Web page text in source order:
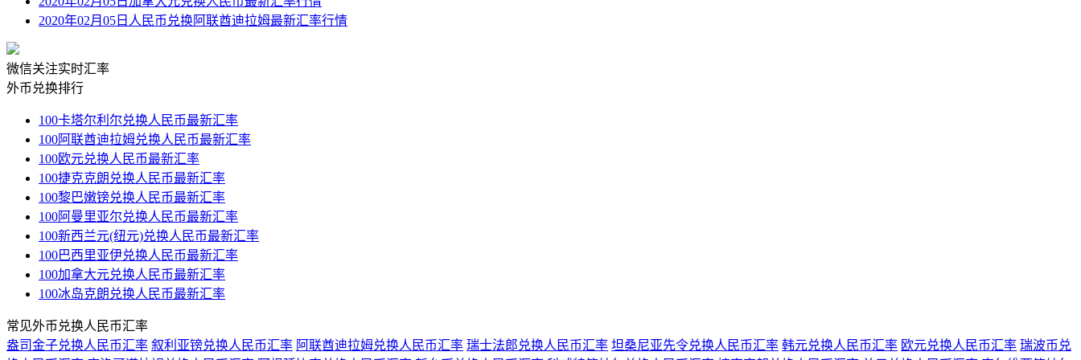
2020年02月05日人民币兑换阿联酋迪拉姆最新汇率行情
微信关注实时汇率
外币兑换排行
100卡塔尔利尔兑换人民币最新汇率
100阿联酋迪拉姆兑换人民币最新汇率
100欧元兑换人民币最新汇率
100捷克克朗兑换人民币最新汇率
100黎巴嫩镑兑换人民币最新汇率
100阿曼里亚尔兑换人民币最新汇率
100新西兰元(纽元)兑换人民币最新汇率
100巴西里亚伊兑换人民币最新汇率
100加拿大元兑换人民币最新汇率
100冰岛克朗兑换人民币最新汇率
常见外币兑换人民币汇率
盎司金子兑换人民币汇率 叙利亚镑兑换人民币汇率 阿联酋迪拉姆兑换人民币汇率 瑞士法郎兑换人民币汇率 坦桑尼亚先令兑换人民币汇率 韩元兑换人民币汇率 欧元兑换人民币汇率 瑞波币兑